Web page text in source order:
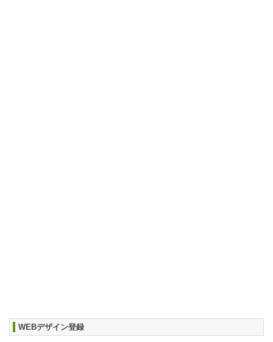
WEBデザイン登録